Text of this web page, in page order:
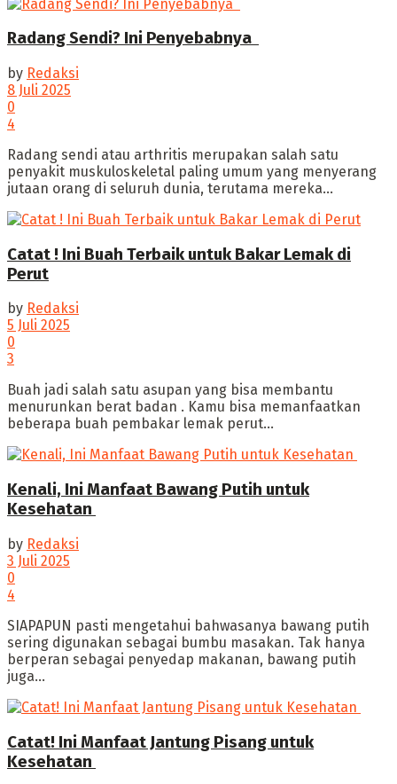
Radang Sendi? Ini Penyebabnya ‎
by Redaksi
8 Juli 2025
0
4
‎Radang sendi atau arthritis merupakan salah satu
penyakit muskuloskeletal paling umum yang menyerang
jutaan orang di seluruh dunia, terutama mereka...
Catat ! Ini Buah Terbaik untuk Bakar Lemak di
Perut
by Redaksi
5 Juli 2025
0
3
‎Buah jadi salah satu asupan yang bisa membantu
menurunkan berat badan . Kamu bisa memanfaatkan
beberapa buah pembakar lemak perut...
Kenali, Ini Manfaat Bawang Putih untuk
Kesehatan
by Redaksi
3 Juli 2025
0
4
‎SIAPAPUN pasti mengetahui bahwasanya bawang putih
sering digunakan sebagai bumbu masakan. ‎Tak hanya
berperan sebagai penyedap makanan, bawang putih
juga...
Catat! Ini Manfaat Jantung Pisang untuk
Kesehatan